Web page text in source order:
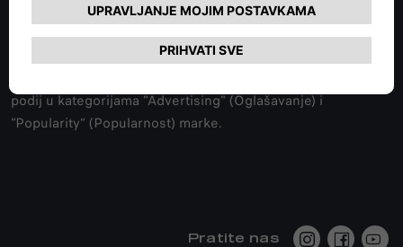
automobila koji raste više nego bilo koji drugi iz godine u
godinu, osvojio je još tri priznanja na dodjeli nagrada “Best
Cars Awards” (za najbolje automobile): prvo mjesto u
podij u kategorijama "Advertising" (Oglašavanje) i
"Popularity“ (Popularnost) marke.
Pratite nas